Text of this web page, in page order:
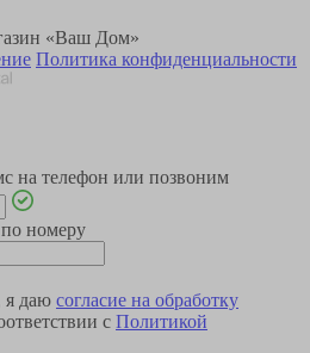
«Ваш Дом»
Политика конфиденциальности
на телефон или позвоним
номеру
я даю согласие на обработку
с Политикой